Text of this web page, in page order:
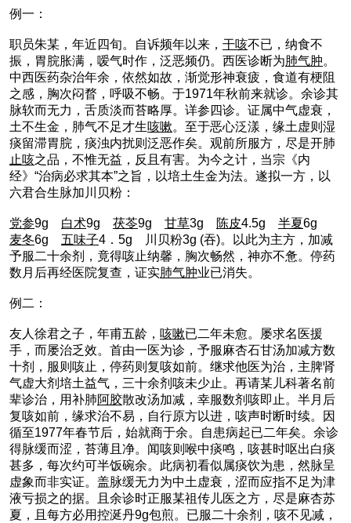
例一：
职员朱某，年近四旬。自诉频年以来， 干咳不已，纳食不
振，胃脘胀满，嗳气时作，泛恶频仍。西医诊断为肺气肿。
中西医药杂治年余，依然如故，渐觉形神衰疲，食道有梗阻
之感，胸次闷瞀，呼吸不畅。于1971年秋前来就诊。余诊其
脉软而无力，舌质淡而苔略厚。详参四诊。证属中气虚衰，
土不生金，肺气不足才生咳嗽。至于恶心泛漾，缘土虚则湿
痰留滞胃脘，痰浊内扰则泛恶作矣。观前所服方，尽是开肺
止咳之品，不惟无益，反且有害。为今之计，当宗《内
经》“治病必求其本”之旨，以培土生金为法。遂拟一方，以
六君合生脉加川贝粉：
党参9g 白术9g 茯苓9g 甘草3g 陈皮4.5g 半夏6g
麦冬6g 五味子4．5g 川贝粉3g (吞)。以此为主方，加减
予服二十余剂，竟得咳止纳馨，胸次畅然，神亦不惫。停药
数月后再经医院复查，证实肺气肿业已消失。
例二：
友人徐君之子，年甫五龄， 咳嗽已二年未愈。屡求名医援
手，而屡治乏效。首由一医为诊，予服麻杏石甘汤加减方数
十剂，服则咳止，停药则复咳如前。继求他医为治，主脾肾
气虚大剂培土益气，三十余剂咳未少止。再请某儿科著名前
辈诊治，用补肺阿胶散改汤加减，幸服数剂咳即止。半月后
复咳如前，缘求治不易，自行原方以进，咳声时断时续。因
循至1977年春节后，始就商于余。自患病起已二年矣。余诊
得脉缓而涩，苔薄且净。闻咳则喉中痰鸣，咳甚时呕出白痰
甚多，每次约可半饭碗余。此病初看似属痰饮为患，然脉呈
虚象而非实证。盖脉缓无力为中土虚衰，涩而应指不足为津
液亏损之的据。且余诊时正服某祖传儿医之方，尽是麻杏苏
夏，且每方必用控涎丹9g包煎。已服二十余剂，咳不见减，